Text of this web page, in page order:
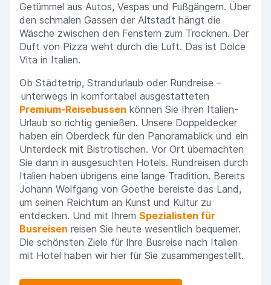
Getümmel aus Autos, Vespas und Fußgängern. Über
den schmalen Gassen der Altstadt hängt die
Wäsche zwischen den Fenstern zum Trocknen. Der
Duft von Pizza weht durch die Luft. Das ist Dolce
Vita in Italien.
Ob Städtetrip, Strandurlaub oder Rundreise –
unterwegs in komfortabel ausgestatteten
Premium-Reisebussen können Sie Ihren Italien-
Urlaub so richtig genießen. Unsere Doppeldecker
haben ein Oberdeck für den Panoramablick und ein
Unterdeck mit Bistrotischen. Vor Ort übernachten
Sie dann in ausgesuchten Hotels. Rundreisen durch
Italien haben übrigens eine lange Tradition. Bereits
Johann Wolfgang von Goethe bereiste das Land,
um seinen Reichtum an Kunst und Kultur zu
entdecken. Und mit Ihrem Spezialisten für
Busreisen reisen Sie heute wesentlich bequemer.
Die schönsten Ziele für Ihre Busreise nach Italien
mit Hotel haben wir hier für Sie zusammengestellt.